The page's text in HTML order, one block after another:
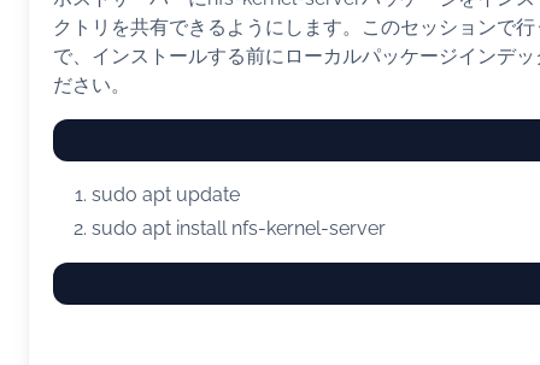
クトリを共有できるようにします。このセッションで
で、インストールする前にローカルパッケージインデ
ださい。
sudo apt update
sudo apt installnfs-kernel-server